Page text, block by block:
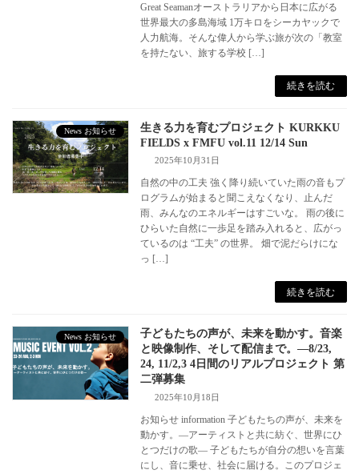
Great Seamanオーストラリアから日本に広がる
世界最大の多島海域 1万キロをシーカヤックで
人力航海。そんな偉人から学ぶ旅が次の「教室
を持たない、旅する学校 […]
続きを読む
News お知らせ
生きる力を育むプロジェクト KURKKU
FIELDS x FMFU vol.11 12/14 Sun
2025年10月31日
自然の中の工夫 強く降り続いていた雨の音もプ
ログラムが始まると聞こえなくなり、止んだ
雨、みんなのエネルギーはすごいな。 雨の後に
ひらいた自然に一歩足を踏み入れると、広がっ
ているのは “工夫” の世界。 畑で泥だらけにな
っ […]
続きを読む
News お知らせ
子どもたちの声が、未来を動かす。音楽
と映像制作、そして配信まで。―8/23,
24, 11/2,3 4日間のリアルプロジェクト 第
二弾募集
2025年10月18日
お知らせ information 子どもたちの声が、未来を
動かす。―アーティストと共に紡ぐ、世界にひ
とつだけの歌― 子どもたちが自分の想いを言葉
にし、音に乗せ、社会に届ける。このプロジェ